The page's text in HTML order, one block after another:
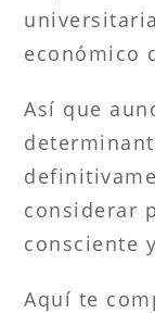
económico
Así que
considerar
consciente
Aquí te